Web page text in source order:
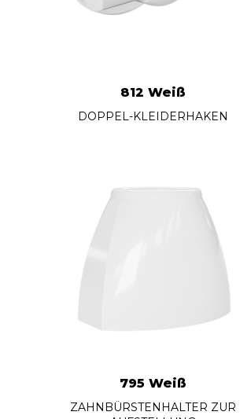
812 Weiß
DOPPEL-KLEIDERHAKEN
795 Weiß
ZAHNBÜRSTENHALTER ZUR